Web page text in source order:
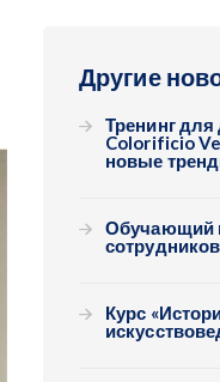
Другие
Тренинг для
Colorificio
новые
Обучающий
Курс